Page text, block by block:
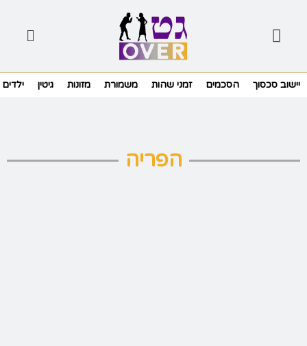
יישוב סכסוך הסכמים זמני שהות משמורת מזונות גיטין ילדים
הפריה